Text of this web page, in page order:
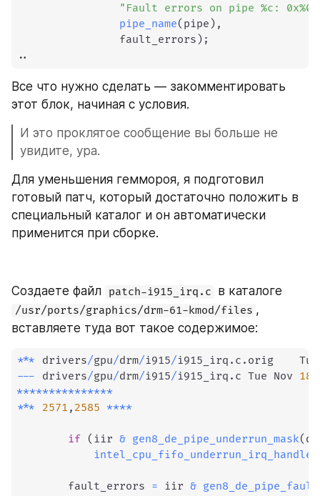
"Fault errors on pipe %c:
pipe_name( pipe ) ,
				fault_errors
) ;
..
Все что нужно сделать — закомментировать
этот блок, начиная с условия.
И это проклятое сообщение вы больше не
увидите, ура.
Для уменьшения геммороя, я подготовил
готовый патч, который достаточно положить в
специальный каталог и он автоматически
применится при сборке.
Создаете файл patch-i915_irq.c
/usr/ports/graphics/drm-61-kmod/files ,
вставляете туда вот такое содержимое:
*** drivers/gpu/drm/i915/i915_irq . c .
orig
--- drivers/gpu/drm/i915/i915_irq . c	Tue Nov 18
***************
*** 2571 , 2585 ****
if ( iir & gen8_de_pipe_underrun_mask(
intel_cpu_fifo_underrun_irq_handler
  		fault_errors
= iir &